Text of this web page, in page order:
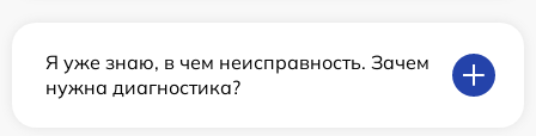
Я уже знаю, в чем неисправность. Зачем
нужна диагностика?